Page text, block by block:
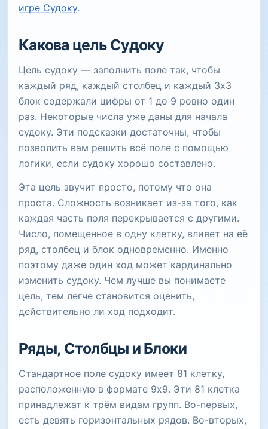
игре Судоку.
Какова цель Судоку
Цель судоку — заполнить поле так, чтобы
каждый ряд, каждый столбец и каждый 3x3
блок содержали цифры от 1 до 9 ровно один
раз. Некоторые числа уже даны для начала
судоку. Эти подсказки достаточны, чтобы
позволить вам решить всё поле с помощью
логики, если судоку хорошо составлено.
Эта цель звучит просто, потому что она
проста. Сложность возникает из-за того, как
каждая часть поля перекрывается с другими.
Число, помещенное в одну клетку, влияет на её
ряд, столбец и блок одновременно. Именно
поэтому даже один ход может кардинально
изменить судоку. Чем лучше вы понимаете
цель, тем легче становится оценить,
действительно ли ход подходит.
Ряды, Столбцы и Блоки
Стандартное поле судоку имеет 81 клетку,
расположенную в формате 9x9. Эти 81 клетка
принадлежат к трём видам групп. Во-первых,
есть девять горизонтальных рядов. Во-вторых,